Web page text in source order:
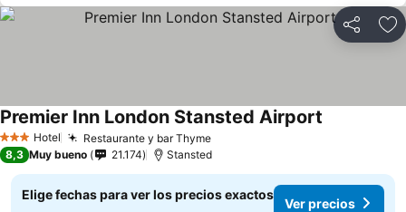
Compartir
3 Estrellas
Hotel Restaurante y bar Thyme
Premier Inn London Stansted Airport
8,3 Muy bueno 21.174 Stansted
Elige fechas para ver los precios exactos
Ver precios